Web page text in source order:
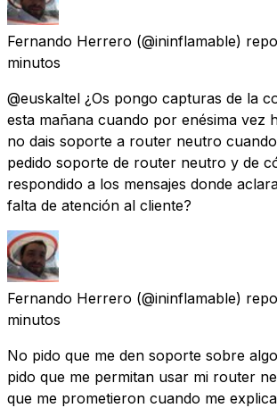
Fernando Herrero (@ininflamable)
minutos
@euskaltel ¿Os pongo capturas de la
esta mañana cuando por enésima vez
no dais soporte a router neutro
pedido soporte de router neutro y de
respondido a los mensajes donde
falta de atención al cliente?
Fernando Herrero (@ininflamable)
minutos
No pido que me den soporte sobre
pido que me permitan usar mi router
que me prometieron cuando me